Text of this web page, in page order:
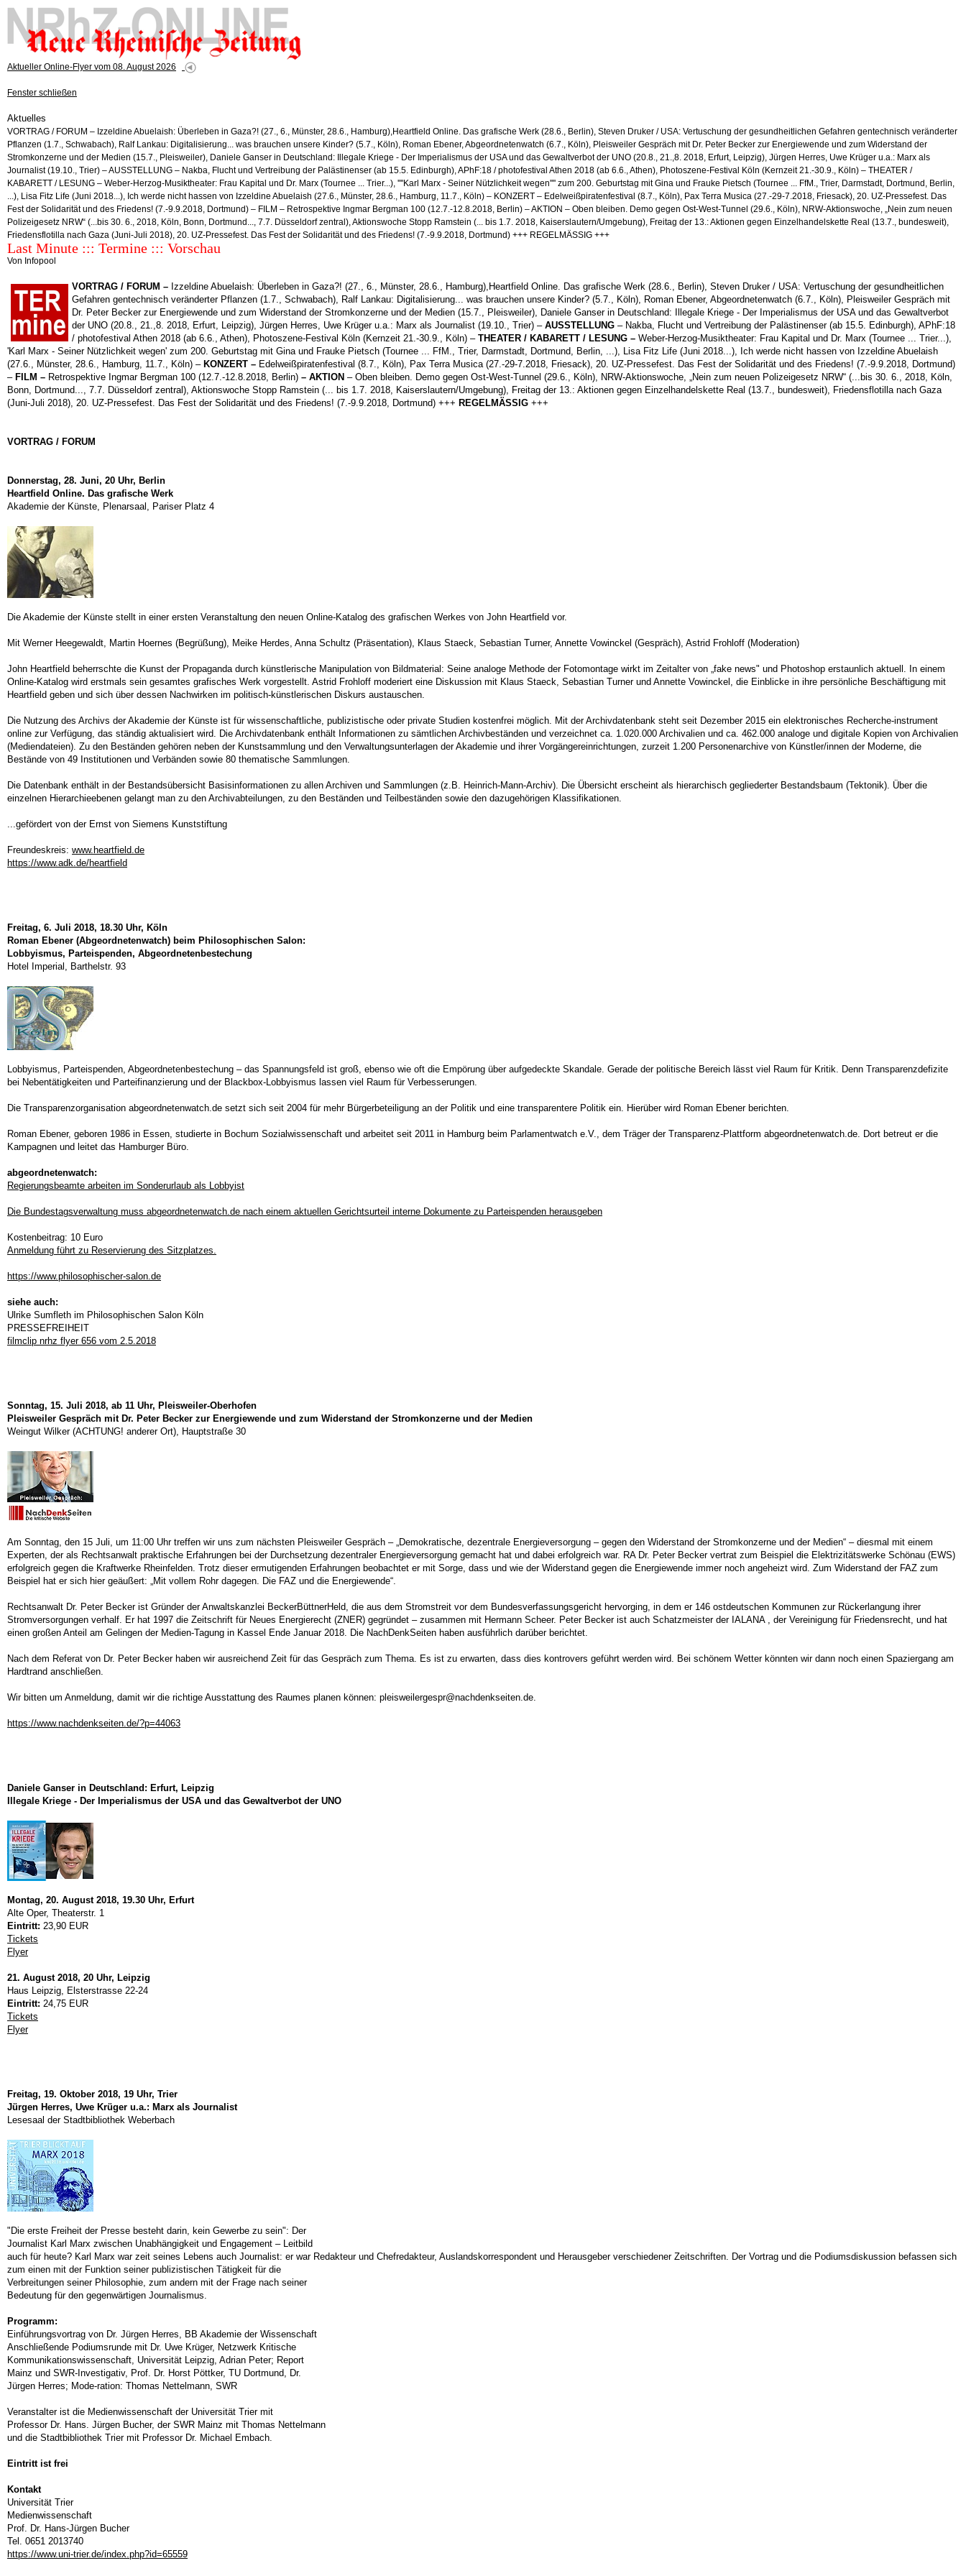
Aktueller Online-Flyer vom 08. August 2026
Fenster schließen
Aktuelles
VORTRAG / FORUM – Izzeldine Abuelaish: Überleben in Gaza?! (27., 6., Münster, 28.6., Hamburg),Heartfield Online. Das grafische Werk (28.6., Berlin), Steven Druker / USA: Vertuschung der gesundheitlichen Gefahren gentechnisch veränderter
Pflanzen (1.7., Schwabach), Ralf Lankau: Digitalisierung... was brauchen unsere Kinder? (5.7., Köln), Roman Ebener, Abgeordnetenwatch (6.7., Köln), Pleisweiler Gespräch mit Dr. Peter Becker zur Energiewende und zum Widerstand der
Stromkonzerne und der Medien (15.7., Pleisweiler), Daniele Ganser in Deutschland: Illegale Kriege - Der Imperialismus der USA und das Gewaltverbot der UNO (20.8., 21.,8. 2018, Erfurt, Leipzig), Jürgen Herres, Uwe Krüger u.a.: Marx als
Journalist (19.10., Trier) – AUSSTELLUNG – Nakba, Flucht und Vertreibung der Palästinenser (ab 15.5. Edinburgh), APhF:18 / photofestival Athen 2018 (ab 6.6., Athen), Photoszene-Festival Köln (Kernzeit 21.-30.9., Köln) – THEATER /
KABARETT / LESUNG – Weber-Herzog-Musiktheater: Frau Kapital und Dr. Marx (Tournee ... Trier...), ''''Karl Marx - Seiner Nützlichkeit wegen'''' zum 200. Geburtstag mit Gina und Frauke Pietsch (Tournee ... FfM., Trier, Darmstadt, Dortmund, Berlin,
...), Lisa Fitz Life (Juni 2018...), Ich werde nicht hassen von Izzeldine Abuelaish (27.6., Münster, 28.6., Hamburg, 11.7., Köln) – KONZERT – Edelweißpiratenfestival (8.7., Köln), Pax Terra Musica (27.-29-7.2018, Friesack), 20. UZ-Pressefest. Das
Fest der Solidarität und des Friedens! (7.-9.9.2018, Dortmund) – FILM – Retrospektive Ingmar Bergman 100 (12.7.-12.8.2018, Berlin) – AKTION – Oben bleiben. Demo gegen Ost-West-Tunnel (29.6., Köln), NRW-Aktionswoche, „Nein zum neuen
Polizeigesetz NRW“ (...bis 30. 6., 2018, Köln, Bonn, Dortmund..., 7.7. Düsseldorf zentral), Aktionswoche Stopp Ramstein (... bis 1.7. 2018, Kaiserslautern/Umgebung), Freitag der 13.: Aktionen gegen Einzelhandelskette Real (13.7., bundesweit),
Friedensflotilla nach Gaza (Juni-Juli 2018), 20. UZ-Pressefest. Das Fest der Solidarität und des Friedens! (7.-9.9.2018, Dortmund) +++ REGELMÄSSIG +++
Last Minute ::: Termine ::: Vorschau
Von Infopool
VORTRAG / FORUM – Izzeldine Abuelaish: Überleben in Gaza?! (27., 6., Münster, 28.6., Hamburg),Heartfield Online. Das grafische Werk (28.6., Berlin), Steven Druker / USA: Vertuschung der gesundheitlichen
Gefahren gentechnisch veränderter Pflanzen (1.7., Schwabach), Ralf Lankau: Digitalisierung... was brauchen unsere Kinder? (5.7., Köln), Roman Ebener, Abgeordnetenwatch (6.7., Köln), Pleisweiler Gespräch mit
Dr. Peter Becker zur Energiewende und zum Widerstand der Stromkonzerne und der Medien (15.7., Pleisweiler), Daniele Ganser in Deutschland: Illegale Kriege - Der Imperialismus der USA und das Gewaltverbot
der UNO (20.8., 21.,8. 2018, Erfurt, Leipzig), Jürgen Herres, Uwe Krüger u.a.: Marx als Journalist (19.10., Trier) – AUSSTELLUNG – Nakba, Flucht und Vertreibung der Palästinenser (ab 15.5. Edinburgh), APhF:18
/ photofestival Athen 2018 (ab 6.6., Athen), Photoszene-Festival Köln (Kernzeit 21.-30.9., Köln) – THEATER / KABARETT / LESUNG – Weber-Herzog-Musiktheater: Frau Kapital und Dr. Marx (Tournee ... Trier...),
'Karl Marx - Seiner Nützlichkeit wegen' zum 200. Geburtstag mit Gina und Frauke Pietsch (Tournee ... FfM., Trier, Darmstadt, Dortmund, Berlin, ...), Lisa Fitz Life (Juni 2018...), Ich werde nicht hassen von Izzeldine Abuelaish
(27.6., Münster, 28.6., Hamburg, 11.7., Köln) – KONZERT – Edelweißpiratenfestival (8.7., Köln), Pax Terra Musica (27.-29-7.2018, Friesack), 20. UZ-Pressefest. Das Fest der Solidarität und des Friedens! (7.-9.9.2018, Dortmund)
– FILM – Retrospektive Ingmar Bergman 100 (12.7.-12.8.2018, Berlin) – AKTION – Oben bleiben. Demo gegen Ost-West-Tunnel (29.6., Köln), NRW-Aktionswoche, „Nein zum neuen Polizeigesetz NRW“ (...bis 30. 6., 2018, Köln,
Bonn, Dortmund..., 7.7. Düsseldorf zentral), Aktionswoche Stopp Ramstein (... bis 1.7. 2018, Kaiserslautern/Umgebung), Freitag der 13.: Aktionen gegen Einzelhandelskette Real (13.7., bundesweit), Friedensflotilla nach Gaza
(Juni-Juli 2018), 20. UZ-Pressefest. Das Fest der Solidarität und des Friedens! (7.-9.9.2018, Dortmund) +++ REGELMÄSSIG +++
VORTRAG / FORUM
Donnerstag, 28. Juni, 20 Uhr, Berlin
Heartfield Online. Das grafische Werk
Akademie der Künste, Plenarsaal, Pariser Platz 4
Die Akademie der Künste stellt in einer ersten Veranstaltung den neuen Online-Katalog des grafischen Werkes von John Heartfield vor.
Mit Werner Heegewaldt, Martin Hoernes (Begrüßung), Meike Herdes, Anna Schultz (Präsentation), Klaus Staeck, Sebastian Turner, Annette Vowinckel (Gespräch), Astrid Frohloff (Moderation)
John Heartfield beherrschte die Kunst der Propaganda durch künstlerische Manipulation von Bildmaterial: Seine analoge Methode der Fotomontage wirkt im Zeitalter von „fake news" und Photoshop erstaunlich aktuell. In einem
Online-Katalog wird erstmals sein gesamtes grafisches Werk vorgestellt. Astrid Frohloff moderiert eine Diskussion mit Klaus Staeck, Sebastian Turner und Annette Vowinckel, die Einblicke in ihre persönliche Beschäftigung mit
Heartfield geben und sich über dessen Nachwirken im politisch-künstlerischen Diskurs austauschen.
Die Nutzung des Archivs der Akademie der Künste ist für wissenschaftliche, publizistische oder private Studien kostenfrei möglich. Mit der Archivdatenbank steht seit Dezember 2015 ein elektronisches Recherche-instrument
online zur Verfügung, das ständig aktualisiert wird. Die Archivdatenbank enthält Informationen zu sämtlichen Archivbeständen und verzeichnet ca. 1.020.000 Archivalien und ca. 462.000 analoge und digitale Kopien von Archivalien
(Mediendateien). Zu den Beständen gehören neben der Kunstsammlung und den Verwaltungsunterlagen der Akademie und ihrer Vorgängereinrichtungen, zurzeit 1.200 Personenarchive von Künstler/innen der Moderne, die
Bestände von 49 Institutionen und Verbänden sowie 80 thematische Sammlungen.
Die Datenbank enthält in der Bestandsübersicht Basisinformationen zu allen Archiven und Sammlungen (z.B. Heinrich-Mann-Archiv). Die Übersicht erscheint als hierarchisch gegliederter Bestandsbaum (Tektonik). Über die
einzelnen Hierarchieebenen gelangt man zu den Archivabteilungen, zu den Beständen und Teilbeständen sowie den dazugehörigen Klassifikationen.
...gefördert von der Ernst von Siemens Kunststiftung
Freundeskreis: www.heartfield.de
https://www.adk.de/heartfield
Freitag, 6. Juli 2018, 18.30 Uhr, Köln
Roman Ebener (Abgeordnetenwatch) beim Philosophischen Salon:
Lobbyismus, Parteispenden, Abgeordnetenbestechung
Hotel Imperial, Barthelstr. 93
Lobbyismus, Parteispenden, Abgeordnetenbestechung – das Spannungsfeld ist groß, ebenso wie oft die Empörung über aufgedeckte Skandale. Gerade der politische Bereich lässt viel Raum für Kritik. Denn Transparenzdefizite
bei Nebentätigkeiten und Parteifinanzierung und der Blackbox-Lobbyismus lassen viel Raum für Verbesserungen.
Die Transparenzorganisation abgeordnetenwatch.de setzt sich seit 2004 für mehr Bürgerbeteiligung an der Politik und eine transparentere Politik ein. Hierüber wird Roman Ebener berichten.
Roman Ebener, geboren 1986 in Essen, studierte in Bochum Sozialwissenschaft und arbeitet seit 2011 in Hamburg beim Parlamentwatch e.V., dem Träger der Transparenz-Plattform abgeordnetenwatch.de. Dort betreut er die
Kampagnen und leitet das Hamburger Büro.
abgeordnetenwatch:
Regierungsbeamte arbeiten im Sonderurlaub als Lobbyist
Die Bundestagsverwaltung muss abgeordnetenwatch.de nach einem aktuellen Gerichtsurteil interne Dokumente zu Parteispenden herausgeben
Kostenbeitrag: 10 Euro
Anmeldung führt zu Reservierung des Sitzplatzes.
https://www.philosophischer-salon.de
siehe auch:
Ulrike Sumfleth im Philosophischen Salon Köln
PRESSEFREIHEIT
filmclip nrhz flyer 656 vom 2.5.2018
Sonntag, 15. Juli 2018, ab 11 Uhr, Pleisweiler-Oberhofen
Pleisweiler Gespräch mit Dr. Peter Becker zur Energiewende und zum Widerstand der Stromkonzerne und der Medien
Weingut Wilker (ACHTUNG! anderer Ort), Hauptstraße 30
Am Sonntag, den 15 Juli, um 11:00 Uhr treffen wir uns zum nächsten Pleisweiler Gespräch – „Demokratische, dezentrale Energieversorgung – gegen den Widerstand der Stromkonzerne und der Medien“ – diesmal mit einem
Experten, der als Rechtsanwalt praktische Erfahrungen bei der Durchsetzung dezentraler Energieversorgung gemacht hat und dabei erfolgreich war. RA Dr. Peter Becker vertrat zum Beispiel die Elektrizitätswerke Schönau (EWS)
erfolgreich gegen die Kraftwerke Rheinfelden. Trotz dieser ermutigenden Erfahrungen beobachtet er mit Sorge, dass und wie der Widerstand gegen die Energiewende immer noch angeheizt wird. Zum Widerstand der FAZ zum
Beispiel hat er sich hier geäußert: „Mit vollem Rohr dagegen. Die FAZ und die Energiewende“.
Rechtsanwalt Dr. Peter Becker ist Gründer der Anwaltskanzlei BeckerBüttnerHeld, die aus dem Stromstreit vor dem Bundesverfassungsgericht hervorging, in dem er 146 ostdeutschen Kommunen zur Rückerlangung ihrer
Stromversorgungen verhalf. Er hat 1997 die Zeitschrift für Neues Energierecht (ZNER) gegründet – zusammen mit Hermann Scheer. Peter Becker ist auch Schatzmeister der IALANA , der Vereinigung für Friedensrecht, und hat
einen großen Anteil am Gelingen der Medien-Tagung in Kassel Ende Januar 2018. Die NachDenkSeiten haben ausführlich darüber berichtet.
Nach dem Referat von Dr. Peter Becker haben wir ausreichend Zeit für das Gespräch zum Thema. Es ist zu erwarten, dass dies kontrovers geführt werden wird. Bei schönem Wetter könnten wir dann noch einen Spaziergang am
Hardtrand anschließen.
Wir bitten um Anmeldung, damit wir die richtige Ausstattung des Raumes planen können: pleisweilergespr@nachdenkseiten.de.
https://www.nachdenkseiten.de/?p=44063
Daniele Ganser in Deutschland: Erfurt, Leipzig
Illegale Kriege - Der Imperialismus der USA und das Gewaltverbot der UNO
Montag, 20. August 2018, 19.30 Uhr, Erfurt
Alte Oper, Theaterstr. 1
Eintritt: 23,90 EUR
Tickets
Flyer
21. August 2018, 20 Uhr, Leipzig
Haus Leipzig, Elsterstrasse 22-24
Eintritt: 24,75 EUR
Tickets
Flyer
Freitag, 19. Oktober 2018, 19 Uhr, Trier
Jürgen Herres, Uwe Krüger u.a.: Marx als Journalist
Lesesaal der Stadtbibliothek Weberbach
"Die erste Freiheit der Presse besteht darin, kein Gewerbe zu sein": Der
Journalist Karl Marx zwischen Unabhängigkeit und Engagement – Leitbild
auch für heute? Karl Marx war zeit seines Lebens auch Journalist: er war Redakteur und Chefredakteur, Auslandskorrespondent und Herausgeber verschiedener Zeitschriften. Der Vortrag und die Podiumsdiskussion befassen sich
zum einen mit der Funktion seiner publizistischen Tätigkeit für die
Verbreitungen seiner Philosophie, zum andern mit der Frage nach seiner
Bedeutung für den gegenwärtigen Journalismus.
Programm:
Einführungsvortrag von Dr. Jürgen Herres, BB Akademie der Wissenschaft
Anschließende Podiumsrunde mit Dr. Uwe Krüger, Netzwerk Kritische
Kommunikationswissenschaft, Universität Leipzig, Adrian Peter; Report
Mainz und SWR-Investigativ, Prof. Dr. Horst Pöttker, TU Dortmund, Dr.
Jürgen Herres; Mode-ration: Thomas Nettelmann, SWR
Veranstalter ist die Medienwissenschaft der Universität Trier mit
Professor Dr. Hans. Jürgen Bucher, der SWR Mainz mit Thomas Nettelmann
und die Stadtbibliothek Trier mit Professor Dr. Michael Embach.
Eintritt ist frei
Kontakt
Universität Trier
Medienwissenschaft
Prof. Dr. Hans-Jürgen Bucher
Tel. 0651 2013740
https://www.uni-trier.de/index.php?id=65559